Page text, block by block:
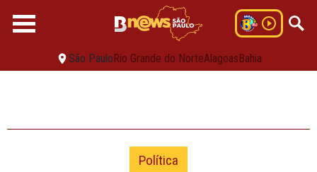
São PauloRio Grande do NorteAlagoasBahia
Política